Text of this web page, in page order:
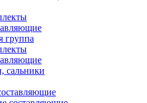
группа
сальники